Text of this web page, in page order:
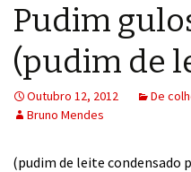
Pudim
(pudim de
Outubro 12, 2012 De
Bruno Mendes
(pudim de leite condensado